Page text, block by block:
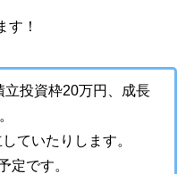
す！
立投資枠20万円、成長
ていたりします。
定です。